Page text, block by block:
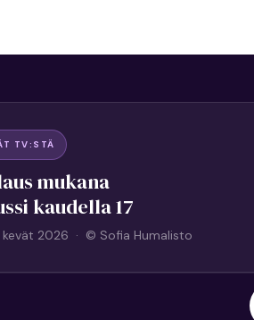
TV:STÄ
mukana
kaudella 17
kevät 2026 · © Sofia Humalisto